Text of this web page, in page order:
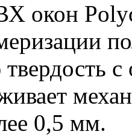
окон
с
0,5 мм.